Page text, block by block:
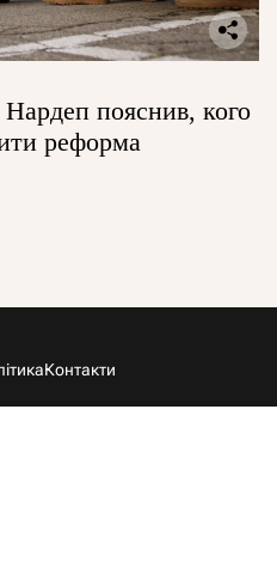
Нардеп пояснив, кого
реформа
Контакти